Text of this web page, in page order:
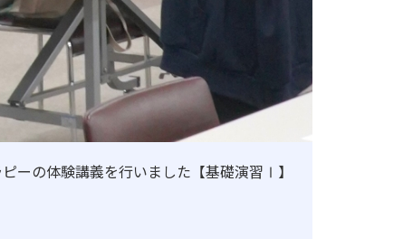
ピーの体験講義を行いました【基礎演習Ⅰ】